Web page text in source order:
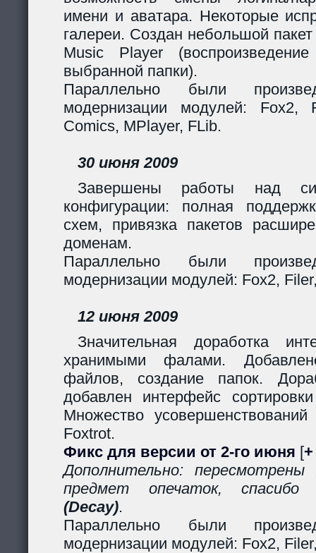
имени и аватара. Некоторые
галереи. Создан небольшой
Music Player
выбранной папки).
Параллельно были
модернизации модулей: Fox2,
Comics, MPlayer, FLib.
30 июня 2009
Завершены работы над
конфигурации: полная
схем, привязка пакетов
доменам.
Параллельно были
модернизации модулей: Fox2,
12 июня 2009
Значительная доработка
хранимыми фалами.
файлов, создание папок.
добавлен интерфейс
Множество
Foxtrot.
Фикс для версии от 2-го июня [
Дополнительно:
предмет опечаток,
(Decay).
Параллельно были
модернизации модулей: Fox2,